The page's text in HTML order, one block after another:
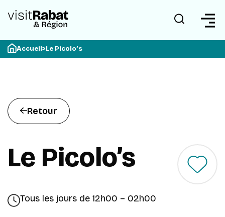
Accueil>Le Picolo’s
Retour
Le Picolo’s
Tous les jours de 12h00 – 02h00